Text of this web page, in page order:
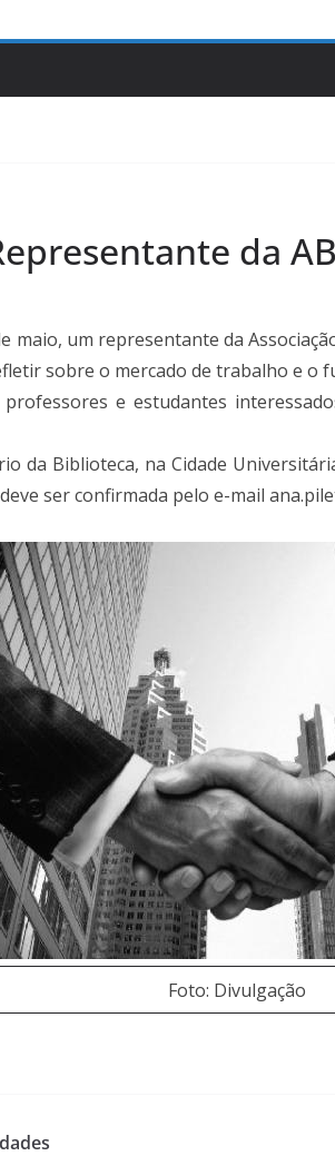
da
maio, um representante da
sobre o mercado de trabalho e o
e estudantes
da Biblioteca, na Cidade
ser confirmada pelo e-mail
Foto: Divulgação